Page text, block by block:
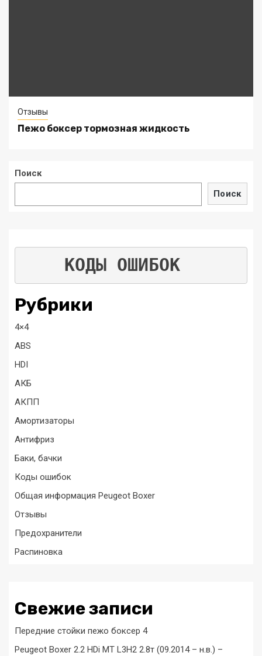
Отзывы
Пежо боксер тормозная жидкость
Поиск
Поиск
КОДЫ ОШИБОК
Рубрики
4×4
ABS
HDI
АКБ
АКПП
Амортизаторы
Антифриз
Баки, бачки
Коды ошибок
Общая информация Peugeot Boxer
Отзывы
Предохранители
Распиновка
Свежие записи
Передние стойки пежо боксер 4
Peugeot Boxer 2.2 HDi MT L3H2 2.8т (09.2014 – н.в.) –